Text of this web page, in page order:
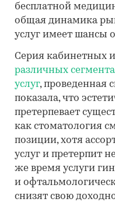
бесплатной
общая динамика
услуг имеет шансы
Серия кабинетных
различных
услуг, проведенная
показала, что
претерпевает
как стоматология
позиции, хотя
услуг и претерпит
же время услуги
и
снизят свою